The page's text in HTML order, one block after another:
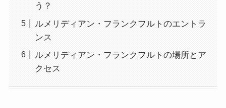
う？
ルメリディアン・フランクフルトのエントラ
ンス
ルメリディアン・フランクフルトの場所とア
クセス